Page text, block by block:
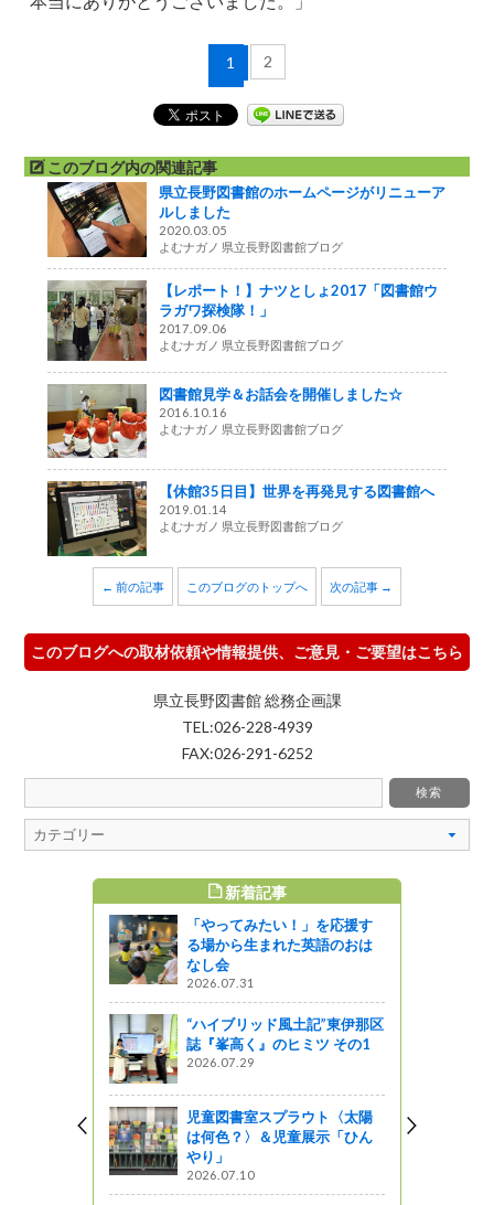
1 2
このブログ内の関連記事
県立長野図書館のホームページがリニューア
ルしました
2020.03.05
よむナガノ 県立長野図書館ブログ
【レポート！】ナツとしょ2017「図書館ウ
ラガワ探検隊！」
2017.09.06
よむナガノ 県立長野図書館ブログ
図書館見学＆お話会を開催しました☆
2016.10.16
よむナガノ 県立長野図書館ブログ
【休館35日目】世界を再発見する図書館へ
2019.01.14
よむナガノ 県立長野図書館ブログ
← 前の記事 このブログのトップへ 次の記事 →
このブログへの取材依頼や情報提供、ご意見・ご要望はこちら
県立長野図書館 総務企画課
TEL:026-228-4939
FAX:026-291-6252
新着記事
「やってみたい！」を応援す
る場から生まれた英語のおは
なし会
2026.07.31
“ハイブリッド風土記”東伊那区
誌『峯高く』のヒミツ その1
2026.07.29
児童図書室スプラウト〈太陽
は何色？〉＆児童展示「ひん
やり」
2026.07.10